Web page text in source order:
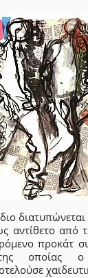
διατυπώνεται
αντίθετο από
προκάτ
οποίας ο